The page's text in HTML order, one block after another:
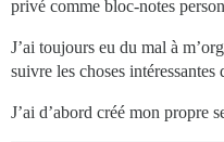
privé comme bloc-notes
J’ai toujours eu du mal à
suivre les choses intéressantes
J’ai d’abord créé mon propre